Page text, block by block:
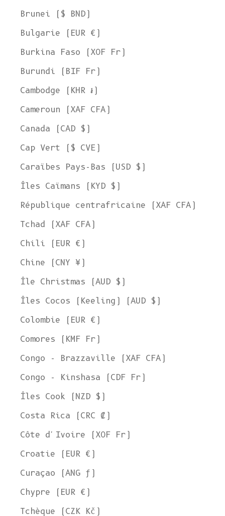
Brunei ($ BND)
Bulgarie (EUR €)
Burkina Faso (XOF Fr)
Burundi (BIF Fr)
Cambodge (KHR ៛)
Cameroun (XAF CFA)
Canada (CAD $)
Cap Vert ($ CVE)
Caraïbes Pays-Bas (USD $)
Îles Caïmans (KYD $)
République centrafricaine (XAF CFA)
Tchad (XAF CFA)
Chili (EUR €)
Chine (CNY ¥)
Île Christmas (AUD $)
Îles Cocos (Keeling) (AUD $)
Colombie (EUR €)
Comores (KMF Fr)
Congo - Brazzaville (XAF CFA)
Congo - Kinshasa (CDF Fr)
Îles Cook (NZD $)
Costa Rica (CRC ₡)
Côte d'Ivoire (XOF Fr)
Croatie (EUR €)
Curaçao (ANG ƒ)
Chypre (EUR €)
Tchèque (CZK Kč)